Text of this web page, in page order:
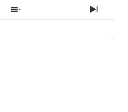
Show
Episodes
Next